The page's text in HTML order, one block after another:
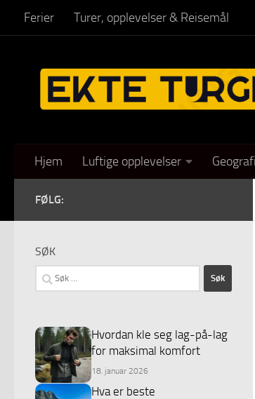
Skip to content
Ferier Turer, opplevelser & Reisemål
Hjem Luftige opplevelser
FØLG:
SØK
Søk
etter:
Hvordan kle seg lag-på-lag
for maksimal komfort
18. januar 2026
Hva er beste